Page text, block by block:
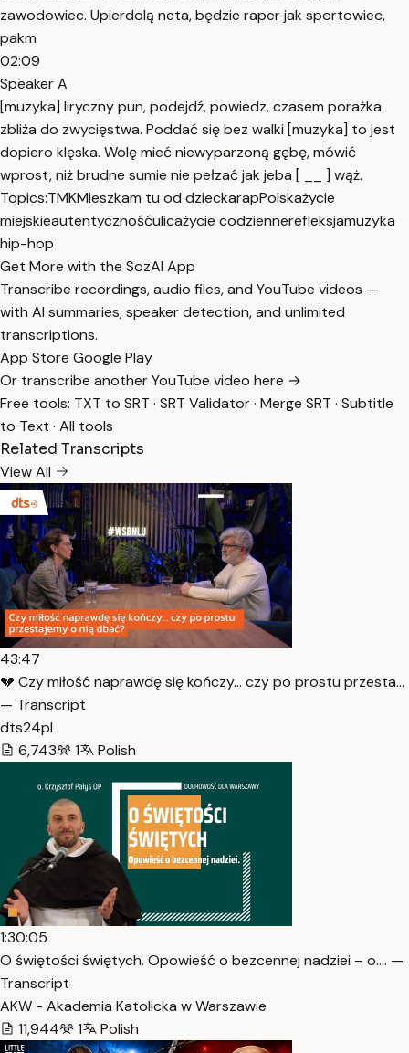
zawodowiec. Upierdolą neta, będzie raper jak sportowiec,
pakm
02:09
Speaker A
[muzyka] liryczny pun, podejdź, powiedz, czasem porażka
zbliża do zwycięstwa. Poddać się bez walki [muzyka] to jest
dopiero klęska. Wolę mieć niewyparzoną gębę, mówić
wprost, niż brudne sumie nie pełzać jak jeba [ __ ] wąż.
Topics:TMKMieszkam tu od dzieckarapPolskażycie
miejskieautentycznośćulicażycie codziennerefleksjamuzyka
hip-hop
Get More with the SozAI App
Transcribe recordings, audio files, and YouTube videos —
with AI summaries, speaker detection, and unlimited
transcriptions.
App Store Google Play
Or transcribe another YouTube video here →
Free tools: TXT to SRT · SRT Validator· Merge SRT · Subtitle
to Text · All tools
Related Transcripts
View All
43:47
💔 Czy miłość naprawdę się kończy… czy po prostu przesta…
— Transcript
dts24pl
6,743
1 Polish
1:30:05
O świętości świętych. Opowieść o bezcennej nadziei – o.… —
Transcript
AKW - Akademia Katolicka w Warszawie
11,944
1 Polish